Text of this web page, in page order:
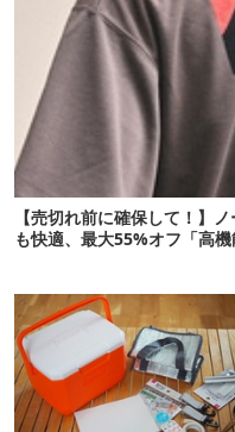
【売切れ前に確保して！】
も快適、最大55%オフ「高